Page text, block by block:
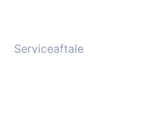
Serviceaftale